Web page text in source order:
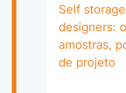
Self
designers:
amostras,
de projeto